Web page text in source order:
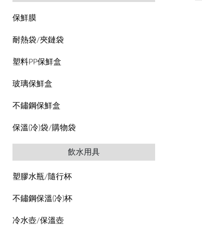
保鮮膜
耐熱袋/夾鏈袋
塑料PP保鮮盒
玻璃保鮮盒
不鏽鋼保鮮盒
保溫(冷)袋/購物袋
飲水用具
塑膠水瓶/隨行杯
不鏽鋼保溫(冷)杯
冷水壺/保溫壺